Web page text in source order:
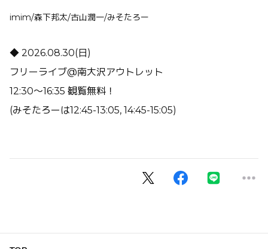
imim/森下邦太/古山潤一/みそたろー
◆ 2026.08.30(日)
フリーライブ@南大沢アウトレット
12:30〜16:35 観覧無料！
(みそたろーは12:45-13:05, 14:45-15:05)